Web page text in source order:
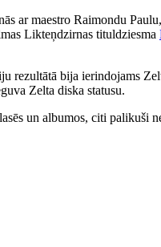
ar maestro Raimondu
Likteņdzirnas tituldziesma
rezultātā bija ierindojams
Zelta diska statusu.
un albumos, citi palikuši